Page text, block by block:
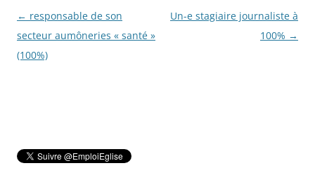
Navigation
des
articles
← responsable de son
secteur aumôneries « santé »
(100%)
Un-e stagiaire journaliste à
100% →